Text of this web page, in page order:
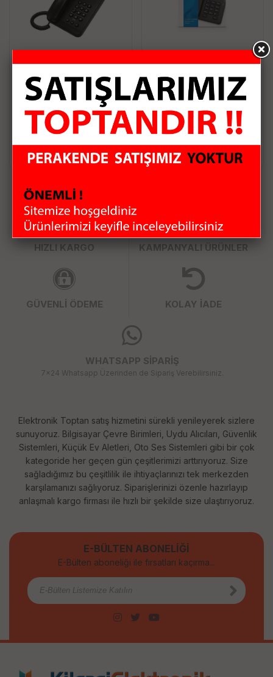
TELPAŞ KT-1020 MASA
ÜSTÜ KABLOLU
TELEFON
716.25 TL
Sepete Ekle
KAREL TM140 EKRANSIZ
MASA TELEFONU
1,337.00 TL
Sepete Ekle
HIZLI KARGO KAMPANYALI ÜRÜNLER
GÜVENLİ ÖDEME KOLAY İADE
WHATSAPP SİPARİŞ
7x24 Whatsapp Üzerinden de Sipariş Verebilirsiniz.
Elektronik Toptan satış hizmetini sürekli yenileyerek sizlere
sunuyoruz. Bilgisayar Çevre Birimleri, Uydu Alıcıları, Güvenlik
Sistemleri, Küçük Ev Aletleri, Oto Ses Sistemleri gibi bir çok
kategoride her geçen gün çeşitlerimizi arttırıyoruz. Size
sağladığımız bu çeşitlilik ile ihtiyaçlarınızı tek merkezden
karşılamanızı sağlıyoruz. Siparişlerinizi özenle hazırlayıp
anlaşmalı kargo firması ile hızlı bir şekilde size ulaştırıyoruz.
E-BÜLTEN ABONELİĞİ
E-Bülten aboneliği ile fırsatları kaçırma...